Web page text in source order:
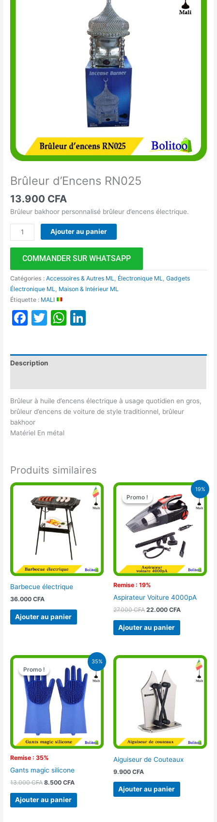
Brûleur d’Encens RN025
13.900 CFA
Brûleur bakhoor personnalisé brûleur d’encens électrique.
Ajouter au panier
COMMANDER SUR WHATSAPP
Catégories :Accessoires & Autres ML Électronique ML ,Gadgets
Électronique ML
Maison & Intérieur ML
Étiquette : MALI
Facebook
TwitterWhatsApp
Description
Brûleur à huile d’encens électrique à usage quotidien en gros,
brûleur d’encens de voiture de style traditionnel, brûleur
bakhoor
Matériel En métal
Produits similaires
Barbecue électrique
36.000CFA
Ajouter au panier
19%
Promo !
Remise : 19%
Promo !
Aspirateur Voiture 4000pA
27.000CFA
Le
prix
initial
était :
27.000 CFA.
22.000 CFA
Le
prix
actuel
est :
22.000 CFA.
Ajouter au panier
35%
Promo !
Remise : 35%
Promo !
Gants magic silicone
13.000CFA
Le
prix
initial
était :
13.000 CFA.
8.500CFA
Le
prix
actuel
est :
8.500 CFA.
Ajouter au panier
Aiguiseur de Couteaux
9.900 CFA
Ajouter au panier